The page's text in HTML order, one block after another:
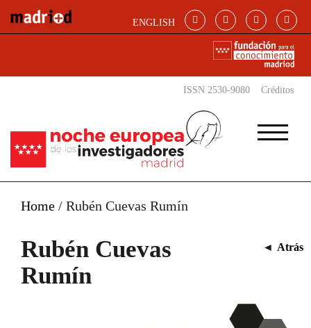
ENGLISH
ISSN 2530-9080 Créditos
Home / Rubén Cuevas Rumín
Rubén Cuevas
Rumín
◄ Atrás